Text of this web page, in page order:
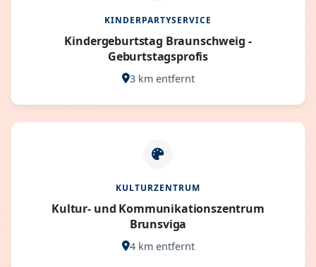
KINDERPARTYSERVICE
Kindergeburtstag Braunschweig -
Geburtstagsprofis
3 km entfernt
KULTURZENTRUM
Kultur- und Kommunikationszentrum
Brunsviga
4 km entfernt